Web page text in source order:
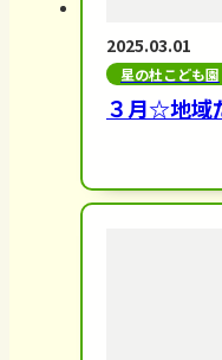
2025.03.01
星の杜こども園
３月☆地域